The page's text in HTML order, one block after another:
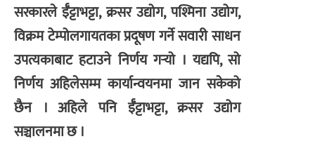
सरकारले ईँट्टाभट्टा, क्रसर उद्योग, पश्मिना उद्योग,
विक्रम टेम्पोलगायतका प्रदूषण गर्ने सवारी साधन
उपत्यकाबाट हटाउने निर्णय गर्‍यो । यद्यपि, सो
निर्णय अहिलेसम्म कार्यान्वयनमा जान सकेको
छैन । अहिले पनि ईँट्टाभट्टा, क्रसर उद्योग
सञ्चालनमा छ ।